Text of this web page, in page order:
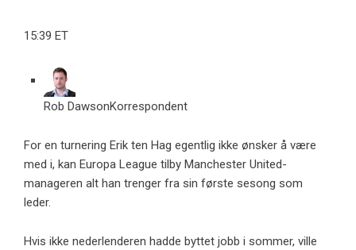
15:39 ET
Rob DawsonKorrespondent
For en turnering Erik ten Hag egentlig ikke ønsker å være
med i, kan Europa League tilby Manchester United-
manageren alt han trenger fra sin første sesong som
leder.
Hvis ikke nederlenderen hadde byttet jobb i sommer, ville